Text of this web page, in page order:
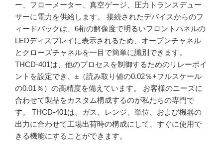
ー、フローメーター、真空ゲージ、圧力トランスデュー
サーに電力を供給します。 接続されたデバイスからのフ
ィードバックは、6桁の解像度で明るいフロントパネルの
LEDディスプレイに表示されるため、オープンチャネル
とクローズチャネルを一目で簡単に識別できます。
THCD-401は、他のプロセスを制御するためのリレーポイ
ントを設定でき、±（読み取り値の0.02％+フルスケール
の0.01％）の高精度を備えています。 お客様のニーズに
合わせて製品をカスタム構成するのが私たちの専門で
す。 THCD-401は、ガス、レンジ、単位、および機器の
出力に合わせて工場出荷時の構成にして、すぐに使用で
きる機能にすることができます。